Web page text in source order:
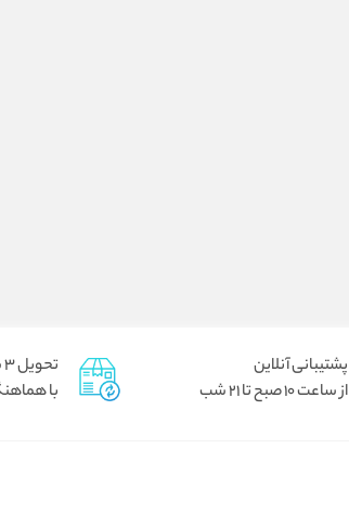
پشتیبانی آنلاین
از ساعت 10 صبح تا 21 شب
تحویل 3 ساعته برای تهران پیک
با